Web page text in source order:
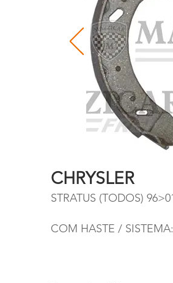
CHRYSLER
STRATUS (TODOS)
COM HASTE /